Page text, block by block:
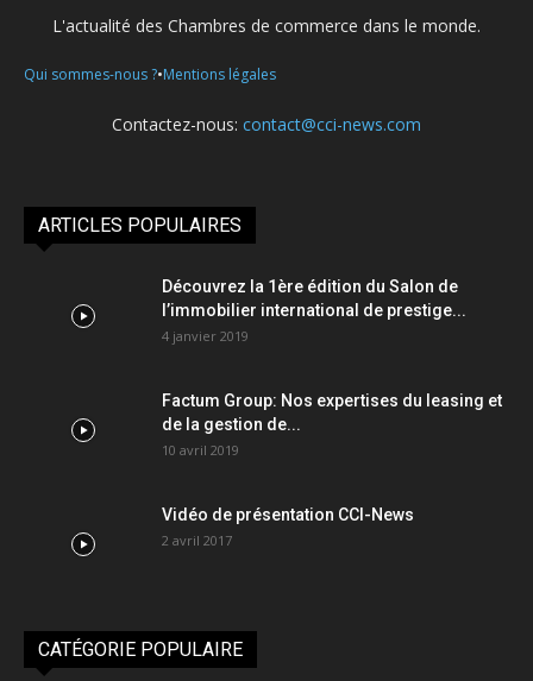
L'actualité des Chambres de commerce dans le monde.
Qui sommes-nous ?•Mentions légales
Contactez-nous: contact@cci-news.com
ARTICLES POPULAIRES
Découvrez la 1ère édition du Salon de
l’immobilier international de prestige...
4 janvier 2019
Factum Group: Nos expertises du leasing et
de la gestion de...
10 avril 2019
Vidéo de présentation CCI-News
2 avril 2017
CATÉGORIE POPULAIRE